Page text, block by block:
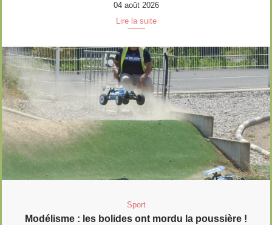
04 août 2026
Lire la suite
Sport
Modélisme : les bolides ont mordu la poussière !